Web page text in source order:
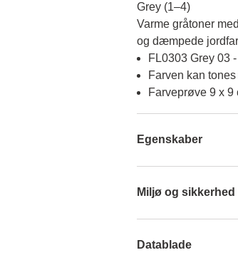
Grey (1–4)
Varme gråtoner
og dæmpede
FL0303 Grey 03
Farven kan
Farveprøve 9 x 9
Egenskaber
Miljø og sikkerhed
Datablade